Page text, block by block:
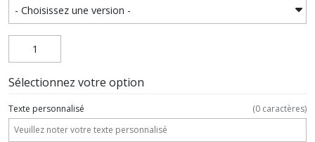
Sélectionnez votre option
Texte personnalisé (0 caractères)